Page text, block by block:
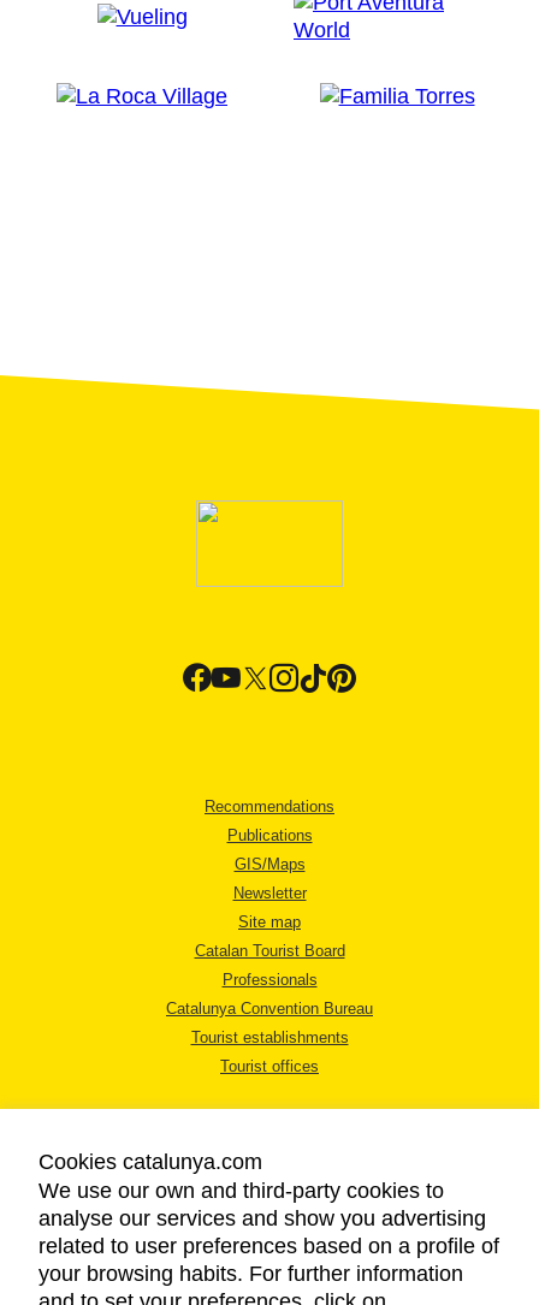
Recommendations
Publications
GIS/Maps
Newsletter
Site map
Catalan Tourist Board
Professionals
Catalunya Convention Bureau
Tourist establishments
Tourist offices
LEGAL NOTICE
PRIVACY POLICY
COOKIES POLICY
Cookies catalunya.com
We use our own and third-party cookies to
analyse our services and show you advertising
related to user preferences based on a profile of
your browsing habits. For further information